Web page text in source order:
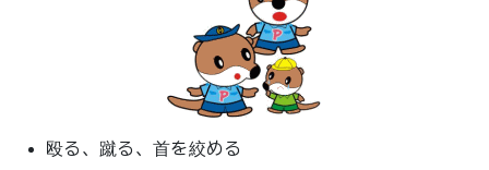
殴る、蹴る、首を絞める